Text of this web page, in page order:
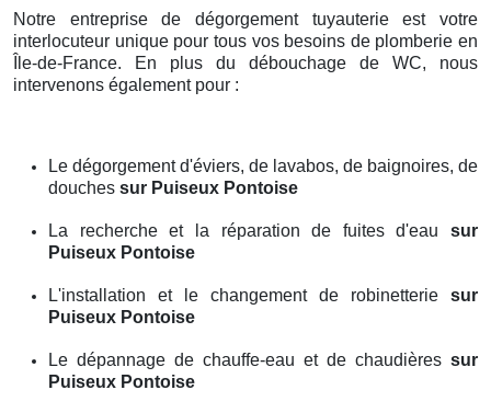
Notre entreprise de dégorgement tuyauterie est votre
interlocuteur unique pour tous vos besoins de plomberie en
Île-de-France. En plus du débouchage de WC, nous
intervenons également pour :
Le dégorgement d'éviers, de lavabos, de baignoires, de
douches sur Puiseux Pontoise
La recherche et la réparation de fuites d'eau sur
Puiseux Pontoise
L'installation et le changement de robinetterie sur
Puiseux Pontoise
Le dépannage de chauffe-eau et de chaudières sur
Puiseux Pontoise